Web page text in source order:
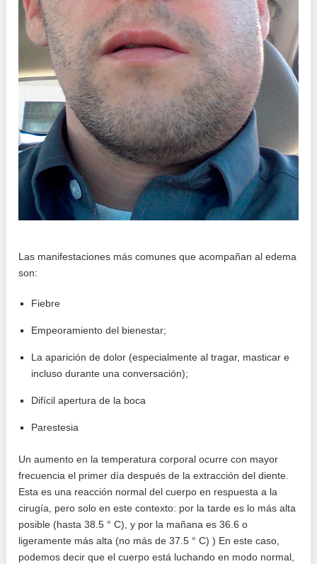
Las manifestaciones más comunes que acompañan al edema
son:
Fiebre
Empeoramiento del bienestar;
La aparición de dolor (especialmente al tragar, masticar e
incluso durante una conversación);
Difícil apertura de la boca
Parestesia
Un aumento en la temperatura corporal ocurre con mayor
frecuencia el primer día después de la extracción del diente.
Esta es una reacción normal del cuerpo en respuesta a la
cirugía, pero solo en este contexto: por la tarde es lo más alta
posible (hasta 38.5 ° C), y por la mañana es 36.6 o
ligeramente más alta (no más de 37.5 ° C) ) En este caso,
podemos decir que el cuerpo está luchando en modo normal,